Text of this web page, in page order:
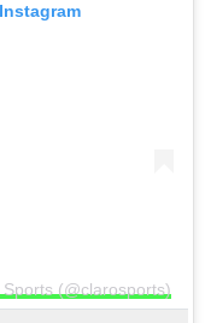
(@clarosports)